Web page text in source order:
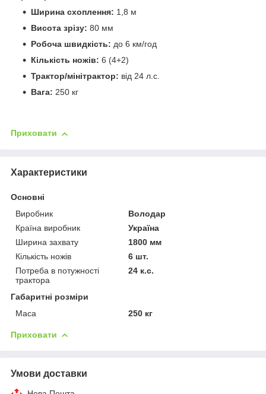
Ширина схоплення: 1,8 м
Висота зрізу: 80 мм
Робоча швидкість: до 6 км/год
Кількість ножів: 6 (4+2)
Трактор/мінітрактор: від 24 л.с.
Вага: 250 кг
Приховати
Характеристики
Основні
Виробник
Володар
Країна виробник
Україна
Ширина захвату
1800 мм
Кількість ножів
6 шт.
Потреба в потужності
трактора
24 к.с.
Габаритні розміри
Маса
250 кг
Приховати
Умови доставки